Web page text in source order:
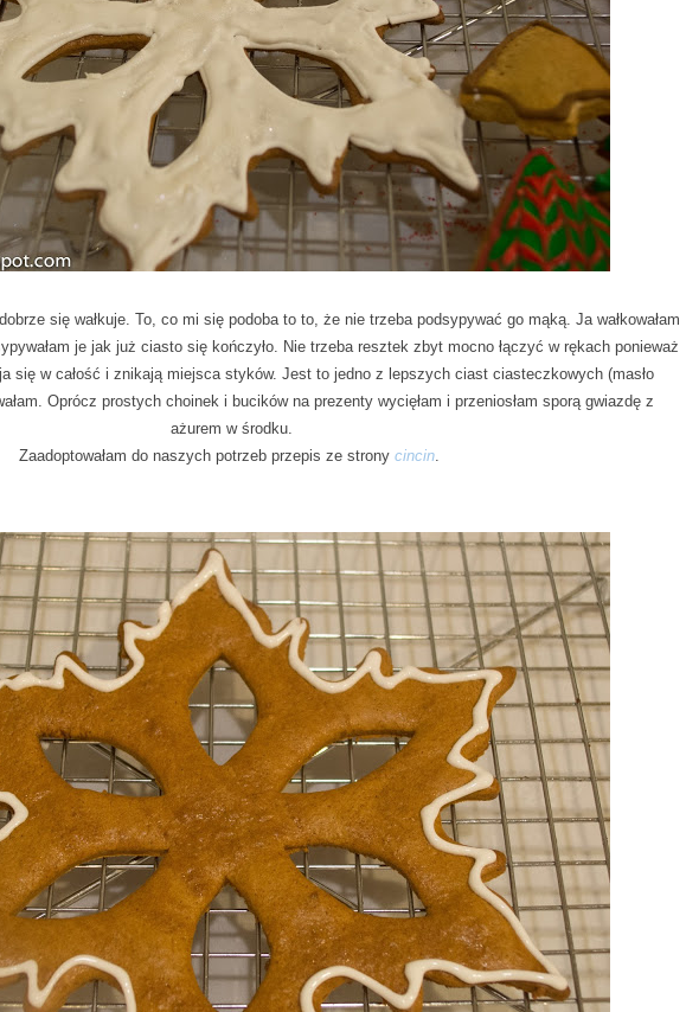
się wałkuje. To, co mi się podoba to to, że nie trzeba podsypywać go mąką. Ja wałkowałam
je jak już ciasto się kończyło. Nie trzeba resztek zbyt mocno łączyć w rękach ponieważ
się w całość i znikają miejsca styków. Jest to jedno z lepszych ciast ciasteczkowych (masło
Oprócz prostych choinek i bucików na prezenty wycięłam i przeniosłam sporą gwiazdę z
ażurem w środku.
Zaadoptowałam do naszych potrzeb przepis ze strony cincin.